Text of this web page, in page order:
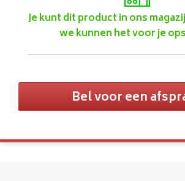
Je kunt dit product in ons
we kunnen het voor je
Bel voor een